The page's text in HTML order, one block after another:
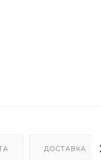
ДОСТАВКА